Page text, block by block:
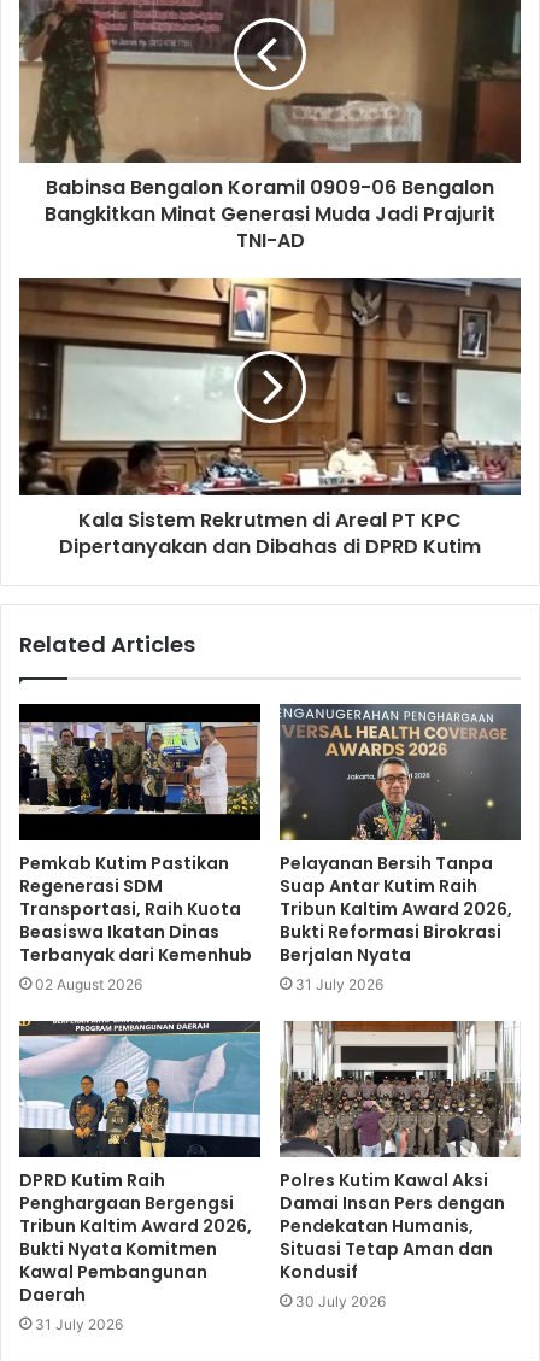
Babinsa Bengalon Koramil 0909-06 Bengalon
Bangkitkan Minat Generasi Muda Jadi Prajurit
TNI-AD
Kala Sistem Rekrutmen di Areal PT KPC
Dipertanyakan dan Dibahas di DPRD Kutim
Related Articles
Pemkab Kutim Pastikan
Regenerasi SDM
Transportasi, Raih Kuota
Beasiswa Ikatan Dinas
Terbanyak dari Kemenhub
02 August 2026
Pelayanan Bersih Tanpa
Suap Antar Kutim Raih
Tribun Kaltim Award 2026,
Bukti Reformasi Birokrasi
Berjalan Nyata
31 July 2026
DPRD Kutim Raih
Penghargaan Bergengsi
Tribun Kaltim Award 2026,
Bukti Nyata Komitmen
Kawal Pembangunan
Daerah
31 July 2026
Polres Kutim Kawal Aksi
Damai Insan Pers dengan
Pendekatan Humanis,
Situasi Tetap Aman dan
Kondusif
30 July 2026